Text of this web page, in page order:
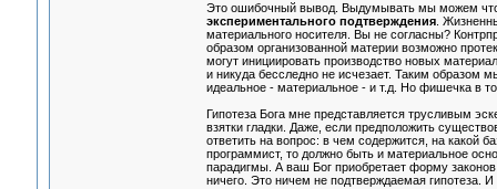
Это ошибочный вывод. Выдумывать мы можем что
экспериментального подтверждения.
материального носителя. Вы не согласны?
образом организованной материи возможно
могут инициировать производство новых
и никуда бесследно не исчезает. Таким образом
идеальное - материальное - и т.д. Но фишечка в
Гипотеза Бога мне представляется трусливым
взятки гладки. Даже, если предположить
ответить на вопрос: в чем содержится, на какой
программист, то должно быть и материальное
парадигмы. А ваш Бог приобретает форму
ничего. Это ничем не подтверждаемая гипотеза. И